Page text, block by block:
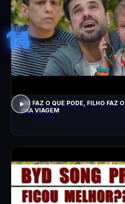
14
PAI FAZ O QUE PODE, FILHO FAZ
PRA VIAGEM